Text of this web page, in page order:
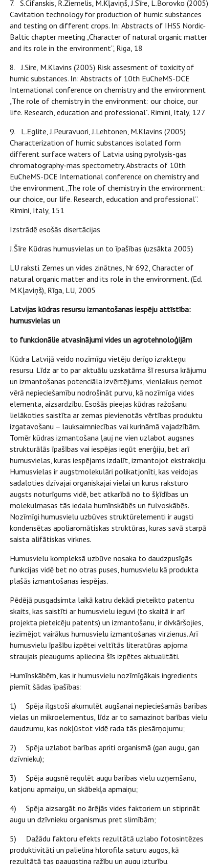
7. S.Cifanskis, R.Ziemelis, M.Kļaviņš, J.Šīre, L.Borovko (2005)
Cavitation technology for production of humic substances
and testing on different crops. In: Abstracts of IHSS Nordic-
Baltic chapter meeting „Character of natural organic matter
and its role in the environment”, Riga, 18
8. J.Sire, M.Klavins (2005) Risk assesment of toxicity of
humic substances. In: Abstracts of 10th EuCheMS-DCE
International conference on chemistry and the environment
„The role of chemistry in the environment: our choice, our
life. Research, education and professional”. Rimini, Italy, 127
9. L.Eglite, J.Peuravuori, J.Lehtonen, M.Klavins (2005)
Characterization of humic substances isolated form
different surface waters of Latvia using pyrolysis-gas
chromatography-mas spectometry. Abstracts of 10th
EuCheMS-DCE International conference on chemistry and
the environment „The role of chemistry in the environment:
our choice, our life. Research, education and professional”.
Rimini, Italy, 151
Izstrādē esošās disertācijas
J.Šīre Kūdras humusvielas un to īpašības (uzsākta 2005)
LU raksti. Zemes un vides zinātnes, Nr 692, Character of
natural organic matter and its role in the environment. (Ed.
M.Kļaviņš), Rīga, LU, 2005
Latvijas kūdras resursu izmantošanas iespēju attīstība:
humusvielas un
to funkcionālie atvasinājumi vides un agrotehnoloģijām
Kūdra Latvijā veido nozīmīgu vietēju derīgo izrakteņu
resursu. Līdz ar to par aktuālu uzskatāma šī resursa krājumu
un izmantošanas potenciāla izvērtējums, vienlaikus ņemot
vērā nepieciešamību nodrošināt purvu, kā nozīmīga vides
elementa, aizsardzību. Esošās pieejas kūdras ražošanu
lielākoties saistīta ar zemas pievienotās vērtības produktu
izgatavošanu – lauksaimniecības vai kurināmā vajadzībām.
Tomēr kūdras izmantošana ļauj ne vien uzlabot augsnes
strukturālās īpašības vai iespējas iegūt enerģiju, bet arī
humusvielas, kuras iespējams izdalīt, izmantojot ekstrakciju.
Humusvielas ir augstmolekulāri polikatjonīti, kas veidojas
sadaloties dzīvajai organiskajai vielai un kurus raksturo
augsts noturīgums vidē, bet atkarībā no to šķīdības un
molekulmasas tās iedala humīnskābēs un fulvoskābēs.
Nozīmīgi humusvielu uzbūves struktūrelementi ir augsti
kondensētas apoliaromātiskas struktūras, kuras savā starpā
saista alifātiskas virknes.
Humusvielu kompleksā uzbūve nosaka to daudzpusīgās
funkcijas vidē bet no otras puses, humusvielu kā produkta
plašās izmantošanas iespējas.
Pēdējā pusgadsimta laikā katru dekādi pieteikto patentu
skaits, kas saistīti ar humusvielu ieguvi (to skaitā ir arī
projekta pieteicēju patents) un izmantošanu, ir divkāršojies,
iezīmējot vairākus humusvielu izmantošanas virzienus. Arī
humusvielu īpašību izpētei veltītās literatūras apjoma
straujais pieaugums apliecina šīs izpētes aktualitāti.
Humīnskābēm, kas ir humusvielu nozīmīgākais ingredients
piemīt šādas īpašības:
1) Spēja ilgstoši akumulēt augšanai nepieciešamās barības
vielas un mikroelementus, līdz ar to samazinot barības vielu
daudzumu, kas nokļūstot vidē rada tās piesārņojumu;
2) Spēja uzlabot barības apriti organismā (gan augu, gan
dzīvnieku);
3) Spēja augsnē regulēt augu barības vielu uzņemšanu,
katjonu apmaiņu, un skābekļa apmaiņu;
4) Spēja aizsargāt no ārējās vides faktoriem un stiprināt
augu un dzīvnieku organismus pret slimībām;
5) Dažādu faktoru efekts rezultātā uzlabo fotosintēzes
produktivitāti un palielina hlorofila saturu augos, kā
rezultātā tas paaugstina ražību un augu izturību.